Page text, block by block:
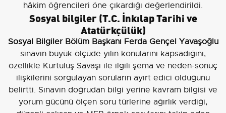
hâkim öğrencileri öne çıkardığı değerlendirildi.
Sosyal bilgiler (T.C. İnkılap Tarihi ve
Atatürkçülük)
Sosyal Bilgiler Bölüm Başkanı Ferda Gençel Yavaşoğlu
sınavın büyük ölçüde yılın konularını kapsadığını,
özellikle Kurtuluş Savaşı ile ilgili şema ve neden-sonuç
ilişkilerini sorgulayan soruların ayırt edici olduğunu
belirtti. Sınavın doğrudan bilgi yerine kavram bilgisi ve
yorum gücünü ölçen soru türlerine ağırlık verdiği,